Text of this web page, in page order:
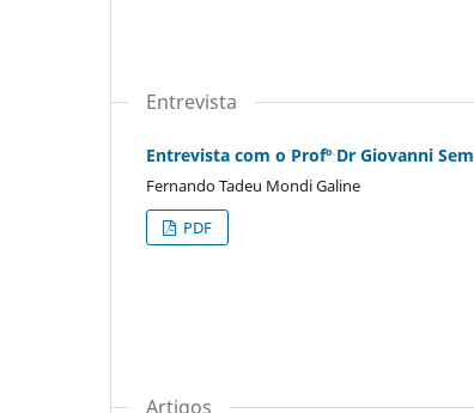
Entrevista
Entrevista com o Profº Dr Giovanni
Fernando Tadeu Mondi Galine
PDF
Artigos